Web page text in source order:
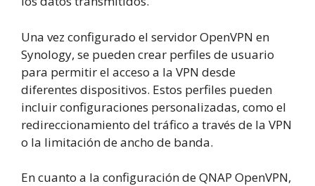
Una vez configurado el servidor OpenVPN en
Synology, se pueden crear perfiles de usuario
para permitir el acceso a la VPN desde
diferentes dispositivos. Estos perfiles pueden
incluir configuraciones personalizadas, como el
redireccionamiento del tráfico a través de la VPN
o la limitación de ancho de banda.
En cuanto a la configuración de QNAP OpenVPN,